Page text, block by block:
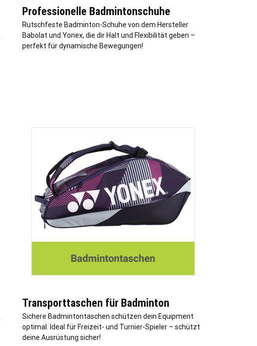
Professionelle Badmintonschuhe
Rutschfeste Badminton-Schuhe von dem Hersteller
Babolat und Yonex, die dir Halt und Flexibilität geben –
perfekt für dynamische Bewegungen!
Transporttaschen für Badminton
Sichere Badmintontaschen schützen dein Equipment
optimal. Ideal für Freizeit- und Turnier-Spieler – schützt
deine Ausrüstung sicher!